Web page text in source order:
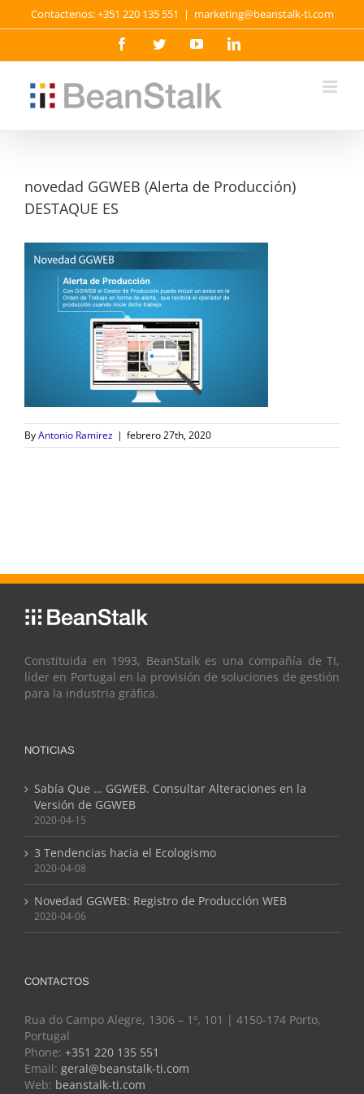
Contactenos: +351 220 135 551 | marketing@beanstalk-ti.com
FacebookTwitterYouTubeLinkedIn
novedad GGWEB (Alerta de Producción)
DESTAQUE ES
ByAntonio Ramirez | febrero 27th, 2020
Constituida en 1993, BeanStalk es una compañía de TI,
líder en Portugal en la provisión de soluciones de gestión
para la industria gráfica.
NOTICIAS
Sabía Que … GGWEB. Consultar Alteraciones en la
Versión de GGWEB
2020-04-15
3 Tendencias hacia el Ecologismo
2020-04-08
Novedad GGWEB: Registro de Producción WEB
2020-04-06
CONTACTOS
Rua do Campo Alegre, 1306 – 1º, 101 | 4150-174 Porto,
Portugal
Phone: +351 220 135 551
Email: geral@beanstalk-ti.com
Web: beanstalk-ti.com